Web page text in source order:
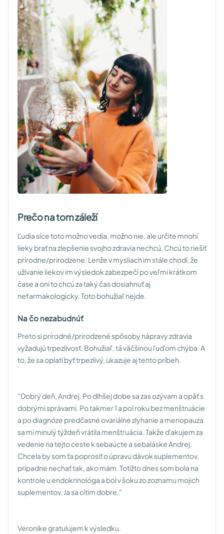
Prečo na tom záleží
Ľudia síce toto možno vedia, možno nie, ale určite mnohí
lieky brať na zlepšenie svojho zdravia nechcú. Chcú to riešiť
prírodne/prirodzene. Lenže v mysliach im stále chodí, že
užívanie liekov im výsledok zabezpečí po veľmi krátkom
čase a oni to chcú za taký čas dosiahnuť aj
nefarmakologicky. Toto bohužiaľ nejde.
Na čo nezabudnúť
Preto si prírodné/prirodzené spôsoby nápravy zdravia
vyžadujú trpezlivosť. Bohužiaľ, tá väčšinou ľuďom chýba. A
to, že sa oplatí byť trpezlivý, ukazuje aj tento príbeh.
"Dobrý deň, Andrej. Po dlhšej dobe sa zas ozývam a opäť s
dobrými správami. Po takmer 1 a pol roku bez menštruácie
a po diagnóze predčasné ovariálne zlyhanie a menopauza
sa mi minulý týždeň vrátila menštruácia. Takže ďakujem za
vedenie na tejto ceste k sebaúcte a sebaláske Andrej.
Chcela by som ťa poprosiť o úpravu dávok suplementov,
prípadne nechať tak, ako mám. Totižto dnes som bola na
kontrole u endokrinológa a bol v šoku zo zoznamu mojich
suplementov. Ja sa cítim dobre."
Veronike gratulujem k výsledku.